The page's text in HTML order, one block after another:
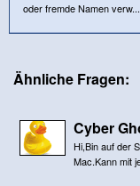
oder fremde Namen verw...
Ähnliche Fragen:
Cyber
Hi,Bin auf der
Mac.Kann mit